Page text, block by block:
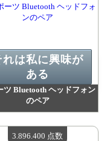
ツ Bluetooth ヘッドフォン
のペア
利用可能な数量：4
れは私に興味が
ある
3.896.400 点数